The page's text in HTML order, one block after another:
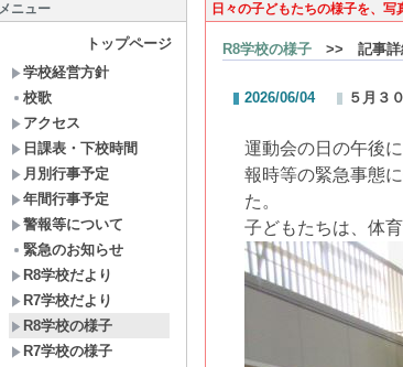
メニュー
トップページ
学校経営方針
校歌
アクセス
日課表・下校時間
月別行事予定
年間行事予定
警報等について
緊急のお知らせ
R8学校だより
R7学校だより
R8学校の様子
R7学校の様子
日々の子どもたちの様子を、写
R8学校の様子 >> 記事詳
2026/06/04 ５月３
運動会の日の午後
報時等の緊急事態
た。
子どもたちは、体